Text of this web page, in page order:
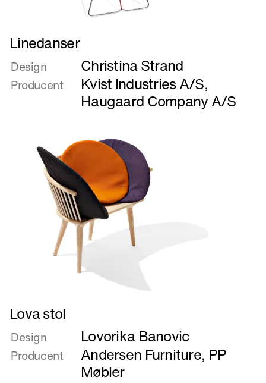
Læs
mere
om
Linedanser
Linedanser
Design Christina Strand
Producent Kvist Industries A/S,
Haugaard Company A/S
Læs
mere
om
Lova
stol
Lova stol
Design Lovorika Banovic
Producent Andersen Furniture, PP
Møbler